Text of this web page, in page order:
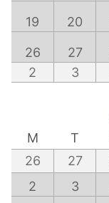
19 20
26 27
2
3
M
T
26
27
2
3